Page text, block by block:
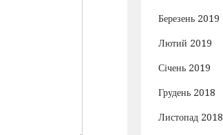
Березень 2019
Лютий 2019
Січень 2019
Грудень 2018
Листопад 2018